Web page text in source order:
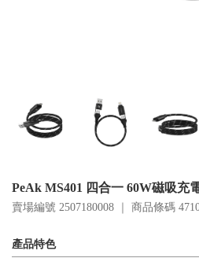
PeAk MS401 四合一 60W磁吸充
賣場編號 2507180008 ｜ 商品條碼
產品特色